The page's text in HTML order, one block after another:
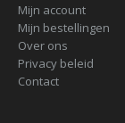
Mijn account
Mijn bestellingen
Over ons
Privacy beleid
Contact